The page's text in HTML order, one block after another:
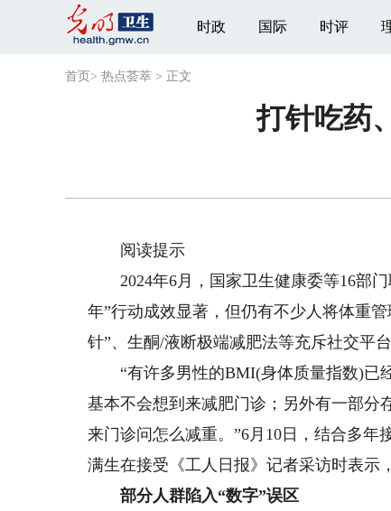
时政 国际 时评
首页 > 热点荟萃 > 正文
打针吃药
阅读提示
2024年6月，国家卫生健康委等16部门
年”行动成效显著，但仍有不少人将体重
针”、生酮/液断极端减肥法等充斥社交平
“有许多男性的BMI(身体质量指数)已经
基本不会想到来减肥门诊；另外有一部分
来门诊问怎么减重。”6月10日，结合多
满生在接受《工人日报》记者采访时表示
部分人群陷入“数字”误区